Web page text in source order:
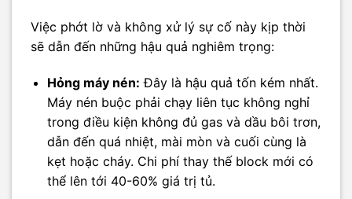
Việc phớt lờ và không xử lý sự cố này kịp thời
sẽ dẫn đến những hậu quả nghiêm trọng:
Hỏng máy nén: Đây là hậu quả tốn kém nhất.
Máy nén buộc phải chạy liên tục không nghỉ
trong điều kiện không đủ gas và dầu bôi trơn,
dẫn đến quá nhiệt, mài mòn và cuối cùng là
kẹt hoặc cháy. Chi phí thay thế block mới có
thể lên tới 40-60% giá trị tủ.